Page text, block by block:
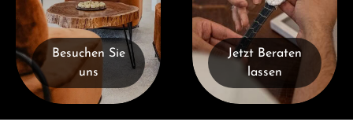
Besuchen Sie
uns
Jetzt Beraten
lassen